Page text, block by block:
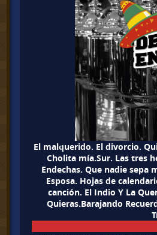
El malquerido. El divorcio.
Cholita mía.Sur. Las tres
Endechas. Que nadie sepa
Esposa. Hojas de
canción. El Indio Y La
Quieras.Barajando